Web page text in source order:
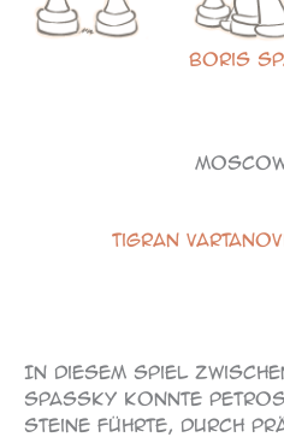
Boris
Tigran
In diesem Spiel
Spassky konnte
Steine führte, durch